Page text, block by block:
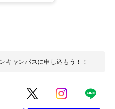
キャンパスに申し込もう！！